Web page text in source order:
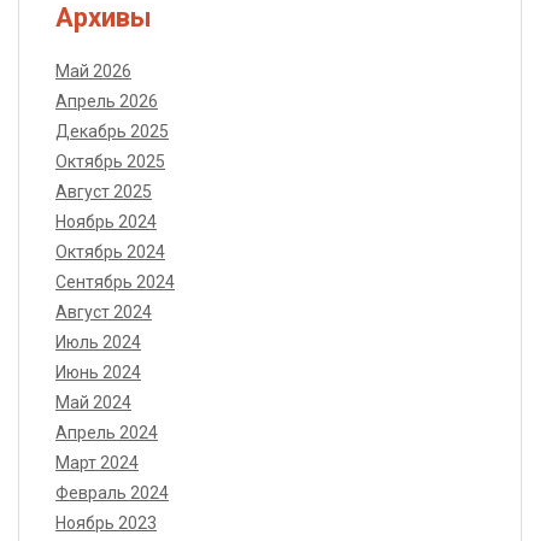
Архивы
Май 2026
Апрель 2026
Декабрь 2025
Октябрь 2025
Август 2025
Ноябрь 2024
Октябрь 2024
Сентябрь 2024
Август 2024
Июль 2024
Июнь 2024
Май 2024
Апрель 2024
Март 2024
Февраль 2024
Ноябрь 2023